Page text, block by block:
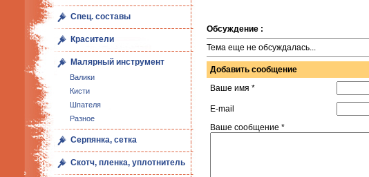
Спец. составы
Красители
Малярный инструмент
Валики
Кисти
Шпателя
Разное
Серпянка, сетка
Скотч, пленка, уплотнитель
Обсуждение :
Тема еще не обсуждалась...
Добавить сообщение
Ваше имя *
E-mail
Ваше сообщение *